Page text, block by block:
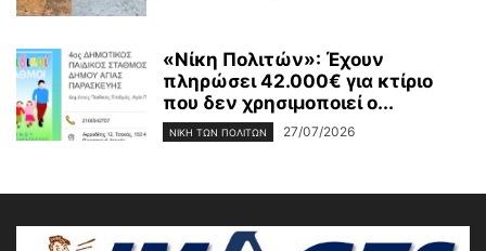
«Νίκη Πολιτών»: Έχουν
πληρώσει 42.000€ για κτίριο
που δεν χρησιμοποιεί ο...
ΝΊΚΗ ΤΩΝ ΠΟΛΙΤΏΝ 27/07/2026